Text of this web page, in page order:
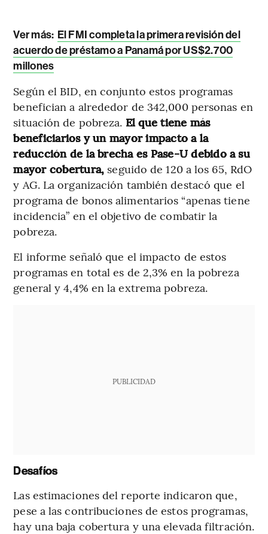
Ver más: El FMI completa la primera revisión del
acuerdo de préstamo a Panamá por US$2.700
millones
Según el BID, en conjunto estos programas
benefician a alrededor de 342,000 personas en
situación de pobreza. El que tiene más
beneficiarios y un mayor impacto a la
reducción de la brecha es Pase-U debido a su
mayor cobertura, seguido de 120 a los 65, RdO
y AG. La organización también destacó que el
programa de bonos alimentarios “apenas tiene
incidencia” en el objetivo de combatir la
pobreza.
El informe señaló que el impacto de estos
programas en total es de 2,3% en la pobreza
general y 4,4% en la extrema pobreza.
PUBLICIDAD
Desafíos
Las estimaciones del reporte indicaron que,
pese a las contribuciones de estos programas,
hay una baja cobertura y una elevada filtración.